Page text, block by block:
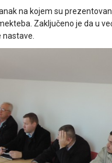
na kojem su
Zaključeno je da u